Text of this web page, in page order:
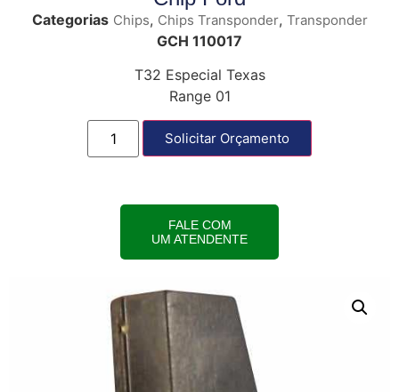
Categorias Chips, Chips Transponder, Transponder
GCH 110017
T32 Especial Texas
Range 01
Solicitar Orçamento
FALE COM
UM ATENDENTE